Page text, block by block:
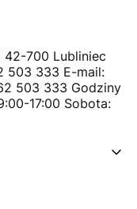
42-700 Lubliniec
503 333 E-mail:
503 333 Godziny
17:00 Sobota: